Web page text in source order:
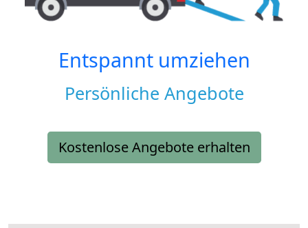
Entspannt umziehen
Persönliche Angebote
Kostenlose Angebote erhalten